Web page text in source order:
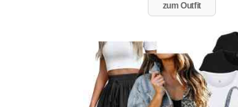
zum Outfit